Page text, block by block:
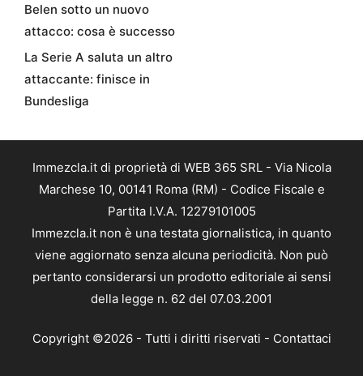
Belen sotto un nuovo
attacco: cosa è successo
La Serie A saluta un altro
attaccante: finisce in
Bundesliga
Immezcla.it di proprietà di WEB 365 SRL - Via Nicola
Marchese 10, 00141 Roma (RM) - Codice Fiscale e
Partita I.V.A. 12279101005
Immezcla.it non è una testata giornalistica, in quanto
viene aggiornato senza alcuna periodicità. Non può
pertanto considerarsi un prodotto editoriale ai sensi
della legge n. 62 del 07.03.2001
Copyright ©2026 - Tutti i diritti riservati - Contattaci